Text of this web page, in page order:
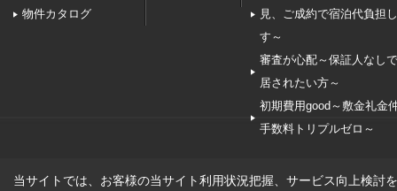
物件カタログ
見、ご成約で宿泊代負担
す～
審査が心配～保証人なし
居されたい方～
初期費用good～敷金礼金
手数料トリプルゼロ～
当サイトでは、お客様の当サイト利用状況把握、サービス向上検討